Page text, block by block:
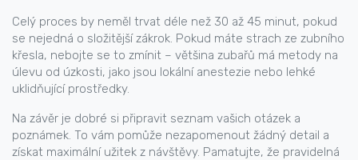
Celý proces by neměl trvat déle než 30 až 45 minut, pokud
se nejedná o složitější zákrok. Pokud máte strach ze zubního
křesla, nebojte se to zmínit – většina zubařů má metody na
úlevu od úzkosti, jako jsou lokální anestezie nebo lehké
uklidňující prostředky.
Na závěr je dobré si připravit seznam vašich otázek a
poznámek. To vám pomůže nezapomenout žádný detail a
získat maximální užitek z návštěvy. Pamatujte, že pravidelná